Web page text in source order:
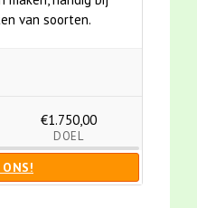
van soorten.
€1.750,00
DOEL